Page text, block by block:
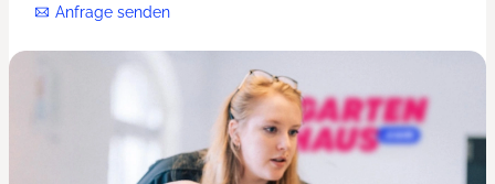
Anfrage senden